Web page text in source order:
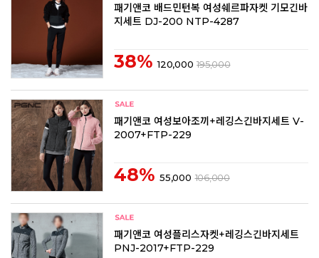
패기앤코 배드민턴복 여성쉐르파자켓 기모긴바
지세트 DJ-200 NTP-4287
38% 120,000 195,000
패기앤코 여성보아조끼+레깅스긴바지세트 V-
2007+FTP-229
48% 55,000 106,000
패기앤코 여성플리스자켓+레깅스긴바지세트
PNJ-2017+FTP-229